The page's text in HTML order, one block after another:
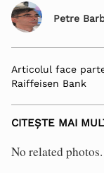
Petre
Articolul face
Raiffeisen Bank
CITEȘTE MAI
No related photos.